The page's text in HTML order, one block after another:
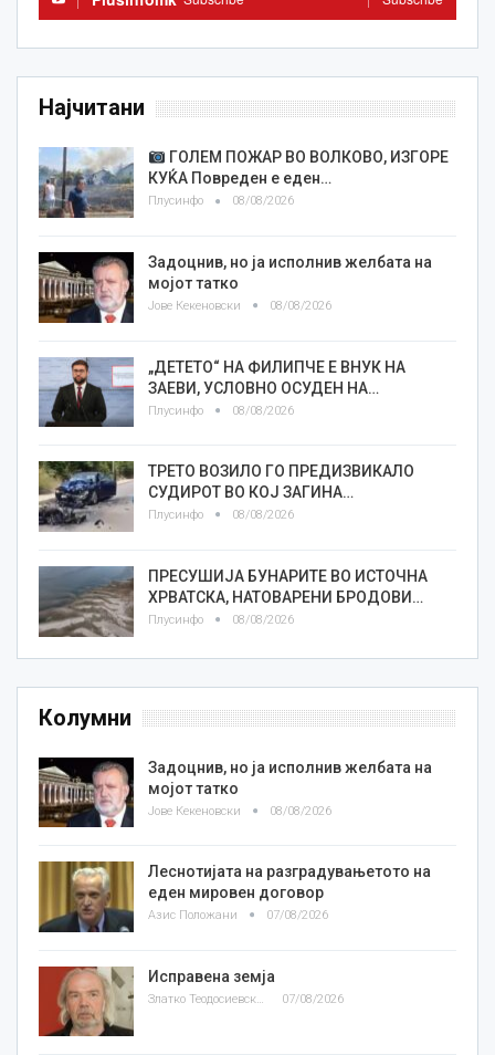
Најчитани
ГОЛЕМ ПОЖАР ВО ВОЛКОВО, ИЗГОРЕ
КУЌА Повреден е еден…
Плусинфо 08/08/2026
Задоцнив, но ја исполнив желбата на
мојот татко
Јове Кекеновски 08/08/2026
„ДЕТЕТО“ НА ФИЛИПЧЕ Е ВНУК НА
ЗАЕВИ, УСЛОВНО ОСУДЕН НА…
Плусинфо 08/08/2026
ТРЕТО ВОЗИЛО ГО ПРЕДИЗВИКАЛО
СУДИРОТ ВО КОЈ ЗАГИНА…
Плусинфо 08/08/2026
ПРЕСУШИЈА БУНАРИТЕ ВО ИСТОЧНА
ХРВАТСКА, НАТОВАРЕНИ БРОДОВИ…
Плусинфо 08/08/2026
Колумни
Задоцнив, но ја исполнив желбата на
мојот татко
Јове Кекеновски 08/08/2026
Леснотијата на разградувањетото на
еден мировен договор
Азис Положани 07/08/2026
Исправена земја
Златко Теодосиевски 07/08/2026